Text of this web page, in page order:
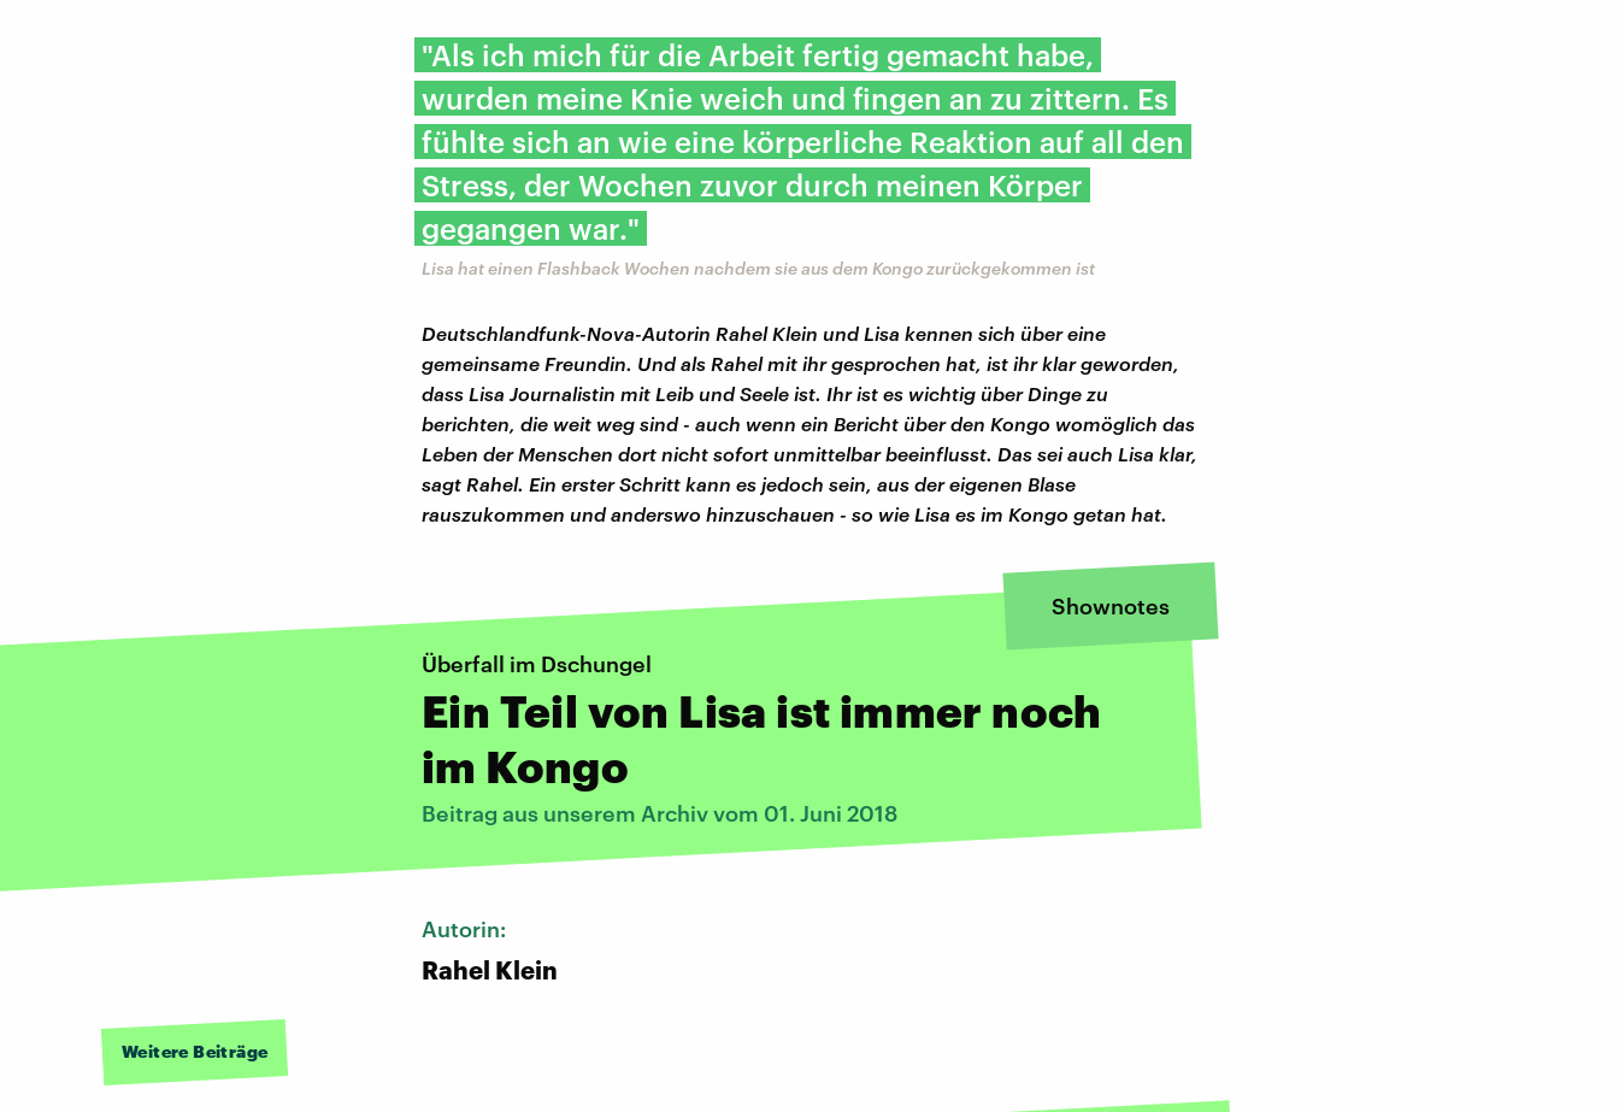
"Als ich mich für die Arbeit fertig gemacht habe,
wurden meine Knie weich und fingen an zu zittern. Es
fühlte sich an wie eine körperliche Reaktion auf all den
Stress, der Wochen zuvor durch meinen Körper
gegangen war."
Lisa hat einen Flashback Wochen nachdem sie aus dem Kongo zurückgekommen ist
Deutschlandfunk-Nova-Autorin Rahel Klein und Lisa kennen sich über eine
gemeinsame Freundin. Und als Rahel mit ihr gesprochen hat, ist ihr klar geworden,
dass Lisa Journalistin mit Leib und Seele ist. Ihr ist es wichtig über Dinge zu
berichten, die weit weg sind - auch wenn ein Bericht über den Kongo womöglich das
Leben der Menschen dort nicht sofort unmittelbar beeinflusst. Das sei auch Lisa klar,
sagt Rahel. Ein erster Schritt kann es jedoch sein, aus der eigenen Blase
rauszukommen und anderswo hinzuschauen - so wie Lisa es im Kongo getan hat.
Shownotes
Überfall im Dschungel
Ein Teil von Lisa ist immer noch
im Kongo
Beitrag aus unserem Archiv vom 01. Juni 2018
Autorin:
Rahel Klein
Weitere Beiträge